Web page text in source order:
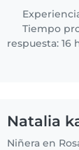
con bebés,
preescolares.
paciente y
mucho de..
Tiempo
respuesta: 16
Natalia
Niñera en